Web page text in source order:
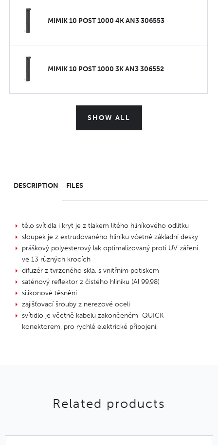
MIMIK 10 POST 1000 4K AN3 306553
MIMIK 10 POST 1000 3K AN3 306552
SHOW ALL
DESCRIPTION FILES
tělo svítidla i kryt je z tlakem litého hliníkového odlitku
sloupek je z extrudovaného hliníku včetně základní desky
práškový polyesterový lak optimalizovaný proti UV záření
ve 13 různých krocích
difuzér z tvrzeného skla, s vnitřním potiskem
saténový reflektor z čistého hliníku (Al 99.98)
silikonové těsnění
zajišťovací šrouby z nerezové oceli
svítidlo je včetně kabelu zakončeném QUICK
konektorem, pro rychlé elektrické připojení,
Related products